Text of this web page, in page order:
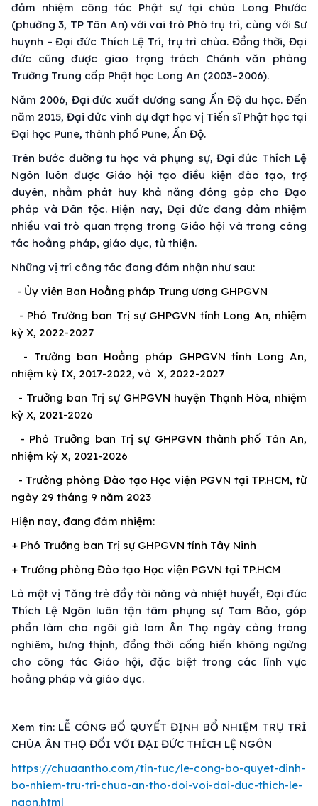
đảm nhiệm công tác Phật sự tại chùa Long Phước
(phường 3, TP Tân An) với vai trò Phó trụ trì, cùng với Sư
huynh – Đại đức Thích Lệ Trí, trụ trì chùa. Đồng thời, Đại
đức cũng được giao trọng trách Chánh văn phòng
Trường Trung cấp Phật học Long An (2003–2006).
Năm 2006, Đại đức xuất dương sang Ấn Độ du học. Đến
năm 2015, Đại đức vinh dự đạt học vị Tiến sĩ Phật học tại
Đại học Pune, thành phố Pune, Ấn Độ.
Trên bước đường tu học và phụng sự, Đại đức Thích Lệ
Ngôn luôn được Giáo hội tạo điều kiện đào tạo, trợ
duyên, nhằm phát huy khả năng đóng góp cho Đạo
pháp và Dân tộc. Hiện nay, Đại đức đang đảm nhiệm
nhiều vai trò quan trọng trong Giáo hội và trong công
tác hoằng pháp, giáo dục, từ thiện.
Những vị trí công tác đang đảm nhận như sau:
- Ủy viên Ban Hoằng pháp Trung ương GHPGVN
- Phó Trưởng ban Trị sự GHPGVN tỉnh Long An, nhiệm
kỳ X, 2022-2027
- Trưởng ban Hoằng pháp GHPGVN tỉnh Long An,
nhiệm kỳ IX, 2017-2022, và X, 2022-2027
- Trưởng ban Trị sự GHPGVN huyện Thạnh Hóa, nhiệm
kỳ X, 2021-2026
- Phó Trưởng ban Trị sự GHPGVN thành phố Tân An,
nhiệm kỳ X, 2021-2026
- Trưởng phòng Đào tạo Học viện PGVN tại TP.HCM, từ
ngày 29 tháng 9 năm 2023
Hiện nay, đang đảm nhiệm:
+ Phó Trưởng ban Trị sự GHPGVN tỉnh Tây Ninh
+ Trưởng phòng Đào tạo Học viện PGVN tại TP.HCM
Là một vị Tăng trẻ đầy tài năng và nhiệt huyết, Đại đức
Thích Lệ Ngôn luôn tận tâm phụng sự Tam Bảo, góp
phần làm cho ngôi già lam Ân Thọ ngày càng trang
nghiêm, hưng thịnh, đồng thời cống hiến không ngừng
cho công tác Giáo hội, đặc biệt trong các lĩnh vực
hoằng pháp và giáo dục.
Xem tin: LỄ CÔNG BỐ QUYẾT ĐỊNH BỔ NHIỆM TRỤ TRÌ
CHÙA ÂN THỌ ĐỐI VỚI ĐẠI ĐỨC THÍCH LỆ NGÔN
https://chuaantho.com/tin-tuc/le-cong-bo-quyet-dinh-
bo-nhiem-tru-tri-chua-an-tho-doi-voi-dai-duc-thich-le-
ngon.html